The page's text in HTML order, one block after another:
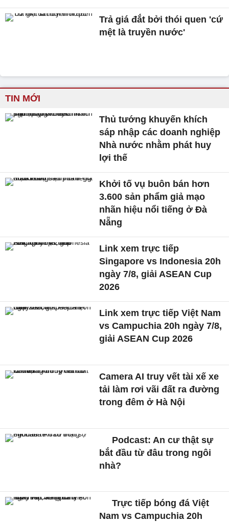
Trả giá đắt bởi thói quen 'cứ
mệt là truyền nước'
TIN MỚI
Thủ tướng khuyến khích
sáp nhập các doanh nghiệp
Nhà nước nhằm phát huy
lợi thế
Khởi tố vụ buôn bán hơn
3.600 sản phẩm giả mạo
nhãn hiệu nổi tiếng ở Đà
Nẵng
Link xem trực tiếp
Singapore vs Indonesia 20h
ngày 7/8, giải ASEAN Cup
2026
Link xem trực tiếp Việt Nam
vs Campuchia 20h ngày 7/8,
giải ASEAN Cup 2026
Camera AI truy vết tài xế xe
tải làm rơi vãi đất ra đường
trong đêm ở Hà Nội
Podcast: An cư thật sự
bắt đầu từ đâu trong ngôi
nhà?
Trực tiếp bóng đá Việt
Nam vs Campuchia 20h